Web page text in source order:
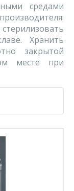
средами
Хранить
закрытой
месте при